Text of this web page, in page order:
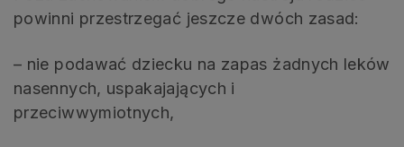
powinni przestrzegać jeszcze dwóch zasad:
– nie podawać dziecku na zapas żadnych leków
nasennych, uspakajających i
przeciwwymiotnych,